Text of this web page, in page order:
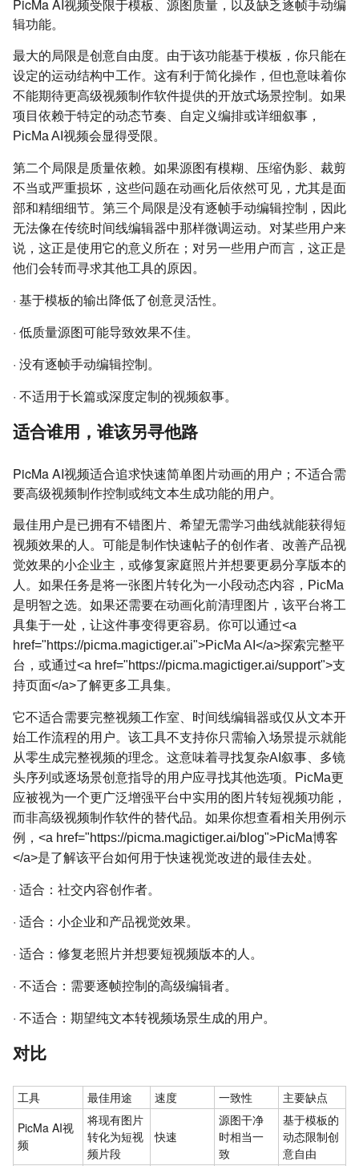
PicMa AI视频受限于模板、源图质量，以及缺乏逐帧手动编
辑功能。
最大的局限是创意自由度。由于该功能基于模板，你只能在
设定的运动结构中工作。这有利于简化操作，但也意味着你
不能期待更高级视频制作软件提供的开放式场景控制。如果
项目依赖于特定的动态节奏、自定义编排或详细叙事，
PicMa AI视频会显得受限。
第二个局限是质量依赖。如果源图有模糊、压缩伪影、裁剪
不当或严重损坏，这些问题在动画化后依然可见，尤其是面
部和精细细节。第三个局限是没有逐帧手动编辑控制，因此
无法像在传统时间线编辑器中那样微调运动。对某些用户来
说，这正是使用它的意义所在；对另一些用户而言，这正是
他们会转而寻求其他工具的原因。
· 基于模板的输出降低了创意灵活性。
· 低质量源图可能导致效果不佳。
· 没有逐帧手动编辑控制。
· 不适用于长篇或深度定制的视频叙事。
适合谁用，谁该另寻他路
PicMa AI视频适合追求快速简单图片动画的用户；不适合需
要高级视频制作控制或纯文本生成功能的用户。
最佳用户是已拥有不错图片、希望无需学习曲线就能获得短
视频效果的人。可能是制作快速帖子的创作者、改善产品视
觉效果的小企业主，或修复家庭照片并想要更易分享版本的
人。如果任务是将一张图片转化为一小段动态内容，PicMa
是明智之选。如果还需要在动画化前清理图片，该平台将工
具集于一处，让这件事变得更容易。你可以通过<a
href="https://picma.magictiger.ai">PicMa AI</a>探索完整平
台，或通过<a href="https://picma.magictiger.ai/support">支
持页面</a>了解更多工具集。
它不适合需要完整视频工作室、时间线编辑器或仅从文本开
始工作流程的用户。该工具不支持你只需输入场景提示就能
从零生成完整视频的理念。这意味着寻找复杂AI叙事、多镜
头序列或逐场景创意指导的用户应寻找其他选项。PicMa更
应被视为一个更广泛增强平台中实用的图片转短视频功能，
而非高级视频制作软件的替代品。如果你想查看相关用例示
例，<a href="https://picma.magictiger.ai/blog">PicMa博客
</a>是了解该平台如何用于快速视觉改进的最佳去处。
· 适合：社交内容创作者。
· 适合：小企业和产品视觉效果。
· 适合：修复老照片并想要短视频版本的人。
· 不适合：需要逐帧控制的高级编辑者。
· 不适合：期望纯文本转视频场景生成的用户。
对比
工具 最佳用途 速度 一致性
主要缺点
PicMa AI视
频
将现有图片
转化为短视
频片段
快速
源图干净
时相当一
致
基于模板的
动态限制创
意自由